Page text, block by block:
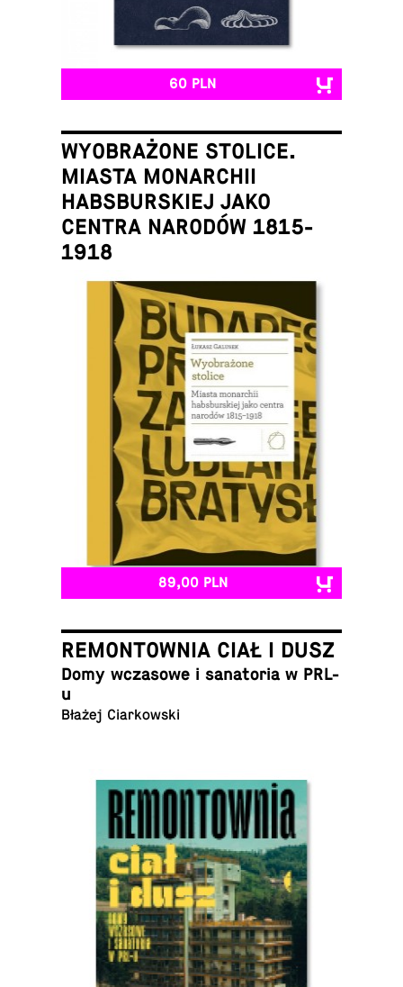
60 PLN
WYOBRAŻONE STOLICE.
MIASTA MONARCHII
HABSBURSKIEJ JAKO
CENTRA NARODÓW 1815-
1918
Łukasz Galusek
89,00 PLN
REMONTOWNIA CIAŁ I DUSZ
Domy wcza­so­we i sa­na­to­ria w PRL-
u
Błażej Ciarkowski